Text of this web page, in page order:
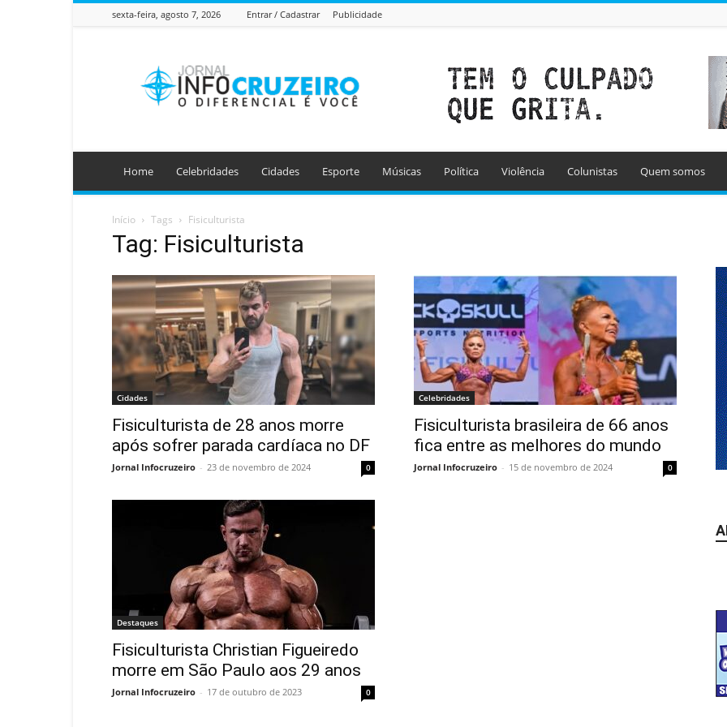
sexta-feira, agosto 7, 2026 Entrar / Cadastrar Publicidade
Info
Cruzeiro
Home Celebridades Cidades Esporte Músicas Política Violência Colunistas Quem somos
Início Tags Fisiculturista
Tag: Fisiculturista
Cidades
Fisiculturista de 28 anos morre
após sofrer parada cardíaca no DF
Jornal Infocruzeiro - 23 de novembro de 2024 0
Celebridades
Fisiculturista brasileira de 66 anos
fica entre as melhores do mundo
Jornal Infocruzeiro - 15 de novembro de 2024 0
Destaques
Fisiculturista Christian Figueiredo
morre em São Paulo aos 29 anos
Jornal Infocruzeiro - 17 de outubro de 2023 0